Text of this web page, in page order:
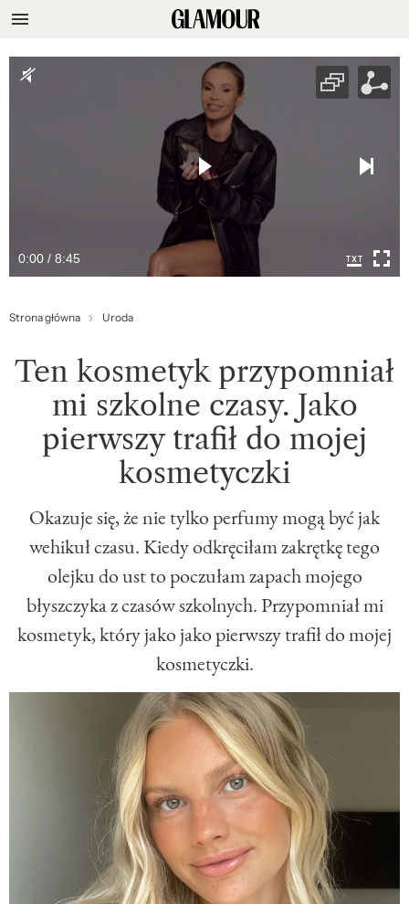
0:00 / 8:45
Strona główna Uroda
Ten kosmetyk przypomniał
mi szkolne czasy. Jako
pierwszy trafił do mojej
kosmetyczki
Okazuje się, że nie tylko perfumy mogą być jak
wehikuł czasu. Kiedy odkręciłam zakrętkę tego
olejku do ust to poczułam zapach mojego
błyszczyka z czasów szkolnych. Przypomniał mi
kosmetyk, który jako jako pierwszy trafił do mojej
kosmetyczki.